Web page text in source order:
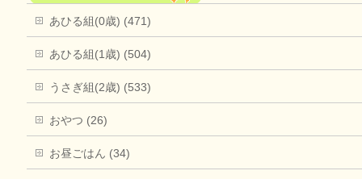
あひる組(0歳) (471)
あひる組(1歳) (504)
うさぎ組(2歳) (533)
おやつ (26)
お昼ごはん (34)